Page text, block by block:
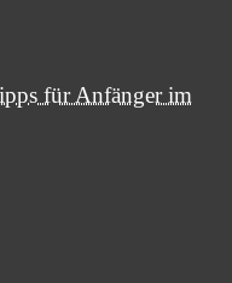
für Anfänger im